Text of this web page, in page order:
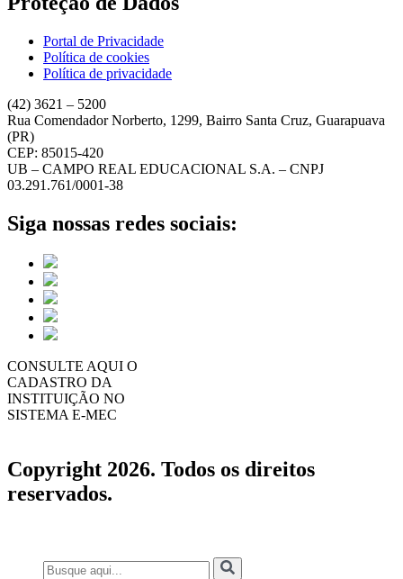
Portal de Privacidade
Política de cookies
Política de privacidade
(42) 3621 – 5200
Rua Comendador Norberto, 1299, Bairro Santa Cruz, Guarapuava
(PR)
CEP: 85015-420
UB – CAMPO REAL EDUCACIONAL S.A. – CNPJ
03.291.761/0001-38
Siga nossas redes sociais:
CONSULTE AQUI O
CADASTRO DA
INSTITUIÇÃO NO
SISTEMA E-MEC
Copyright 2026. Todos os direitos
reservados.